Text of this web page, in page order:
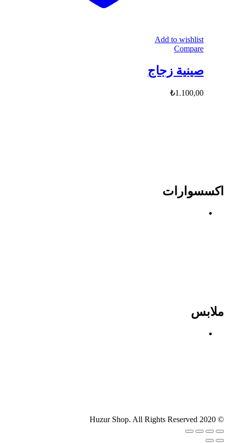
Add to wishlist
Compare
صينية زجاج
₺1.100,00
اكسسوارات
ملابس
© 2020 Huzur Shop. All Rights Reserved